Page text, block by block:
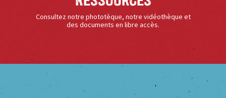
Consultez notre phototèque, notre vidéothèque et
des documents en libre accès.